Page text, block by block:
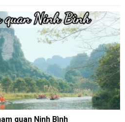
quan Ninh Bình